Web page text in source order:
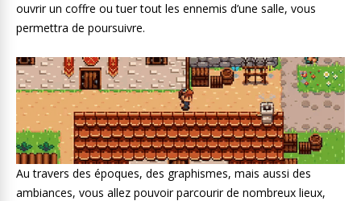
ouvrir un coffre ou tuer tout les ennemis d’une salle, vous
permettra de poursuivre.
Au travers des époques, des graphismes, mais aussi des
ambiances, vous allez pouvoir parcourir de nombreux lieux,